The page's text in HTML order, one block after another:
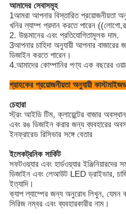
আমাদের সেবাসমূহ
1আমরা আপনার বিস্তারিত প্রয়োজনীয়তা
খনির ল্যাম্প প্রদান করতে পারেন
2. উচ্চমানের এবং প্রতিযোগিতামূলক দাম.
3আপনার চাহিদা অনুযায়ী আপনার
ডিজাইন করতে পারেন।
4.আমাদের কোম্পানির পণ্য এক বছরের
গ্রাহকের প্রয়োজনীয়তা অনুযায়ী
চেহারা
স্ট্রং আইডি টিম, ক্লায়েন্টের বাজার
এবং রঙ ডিজাইন করার জন্য ব্যবহারের
ইনফ্রারেড রিসিভার সঙ্গে বেতার
ইলেকট্রনিক সার্কিট
সফটওয়্যার এবং হার্ডওয়্যার
ডিজাইন এবং লেআউট LED ড্রাইভার, চার্জিং
ইত্যাদি।
ক্যাপ ল্যাম্পের জন্য অনুরোধ লিখুন, যেমন
সিরিজ নম্বর এবং ব্যবহারকারীর নাম।